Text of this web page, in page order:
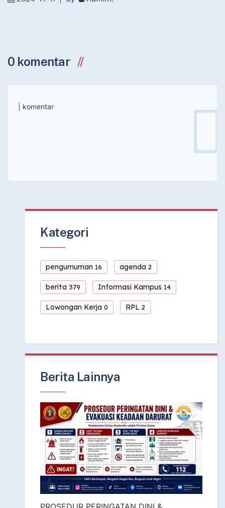
0 komentar
komentar
Kategori
pengumuman 16 agenda 2
berita 379 Informasi Kampus 14
Lowongan Kerja 0 RPL 2
Berita Lainnya